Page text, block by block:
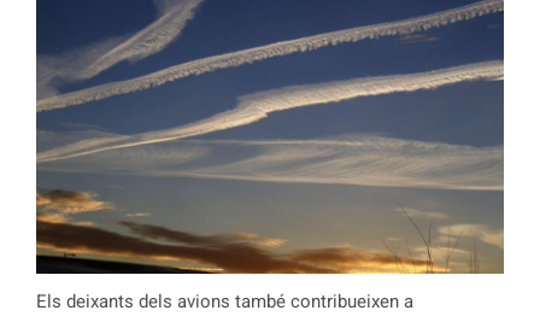
Els deixants dels avions també contribueixen a